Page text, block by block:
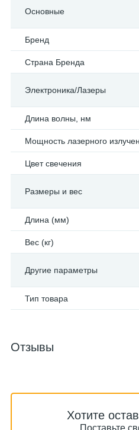
Основные
Бренд
Страна Бренда
Электроника/Лазеры
Длина волны, нм
Мощность лазерного
Цвет свечения
Размеры и вес
Длина (мм)
Вес (кг)
Другие параметры
Тип товара
Отзывы
Хотите
Поставьте